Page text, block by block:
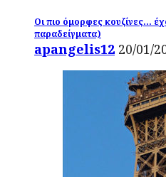
Οι πιο όμορφες κουζίνες…
παραδείγματα)
apangelis12 20/01/